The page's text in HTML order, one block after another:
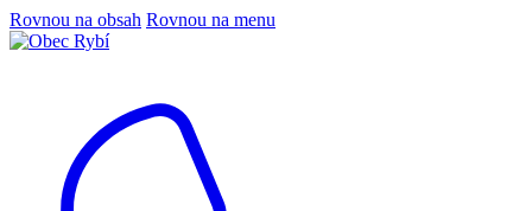
Rovnou na obsah Rovnou na menu